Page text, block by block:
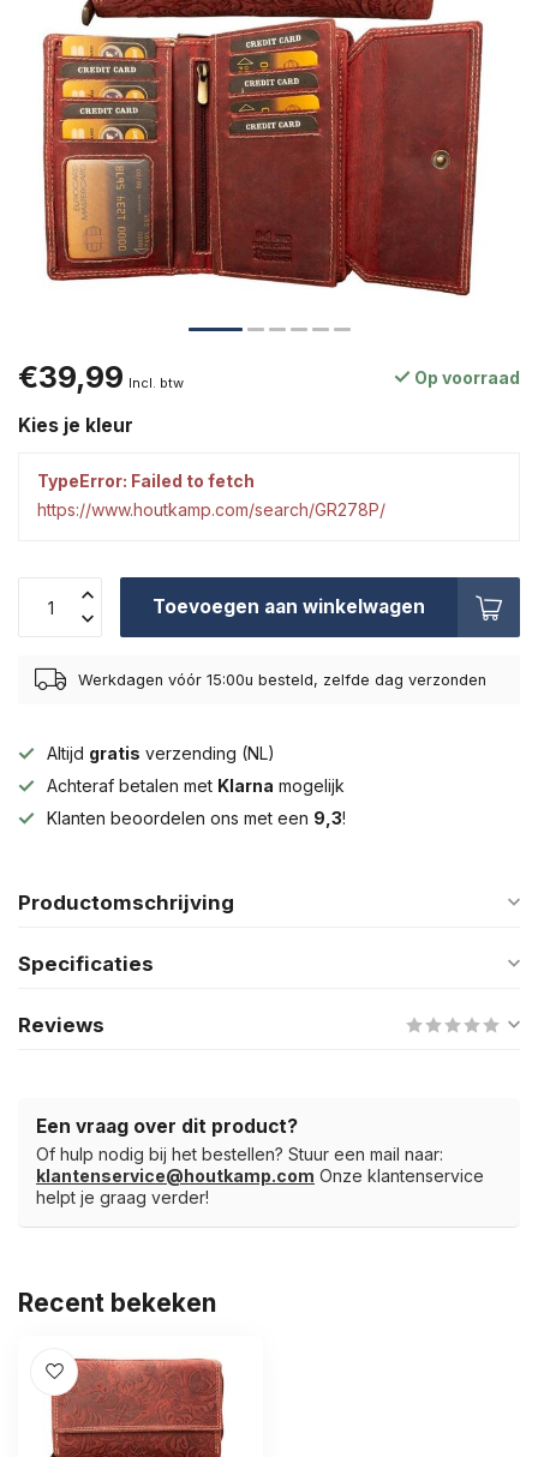
€39,99 Incl. btw Op voorraad
Kies je kleur
TypeError: Failed to fetch
https://www.houtkamp.com/search/GR278P/
Toevoegen aan winkelwagen
Werkdagen vóór 15:00u besteld, zelfde dag verzonden
Altijd gratis verzending (NL)
Achteraf betalen met Klarna mogelijk
Klanten beoordelen ons met een 9,3!
Productomschrijving
Specificaties
Reviews
Een vraag over dit product?
Of hulp nodig bij het bestellen? Stuur een mail naar:
klantenservice@houtkamp.com Onze klantenservice
helpt je graag verder!
Recent bekeken